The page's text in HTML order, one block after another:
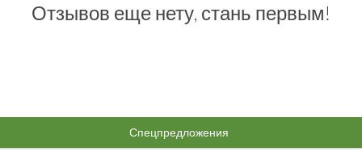
Отзывов еще нету, стань первым!
Спецпредложения